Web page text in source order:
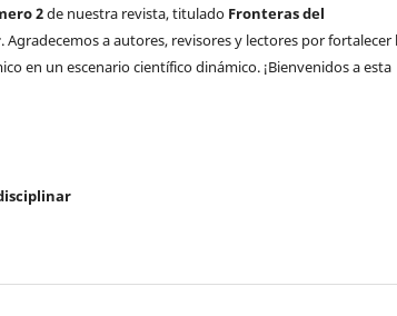
2de nuestra revista, titulado Fronteras del
. Agradecemos a autores, revisores y lectores por fortalecer
en un escenario científico dinámico. ¡Bienvenidos a esta